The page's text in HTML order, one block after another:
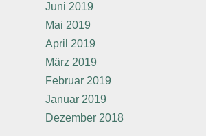
Juni 2019
Mai 2019
April 2019
März 2019
Februar 2019
Januar 2019
Dezember 2018